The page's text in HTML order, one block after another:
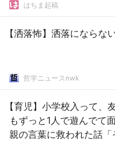
はちま起稿
【洒落怖】洒落にならな
哲学ニュースnwk
【育児】小学校入って、
もずっと1人で遊んでて
親の言葉に救われた話